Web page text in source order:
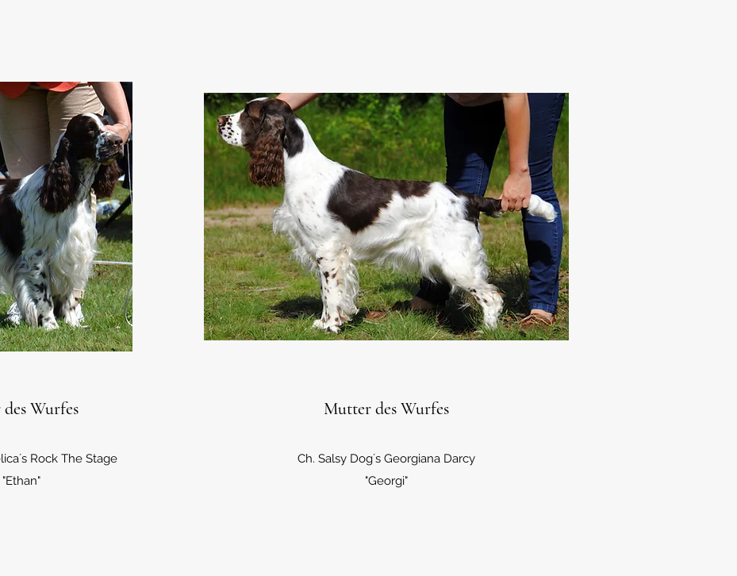
Wurfes
Rock The Stage
"Ethan"
Mutter des Wurfes
Ch. Salsy Dog´s Georgiana Darcy
"Georgi"